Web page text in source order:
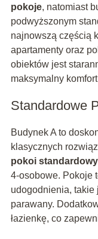
pokoje, natomiast
podwyższonym
najnowszą częścią
apartamenty oraz
obiektów jest
maksymalny
Standardowe
Budynek A to
klasycznych
pokoi
4-osobowe. Pokoje
udogodnienia, takie
parawany.
łazienkę, co